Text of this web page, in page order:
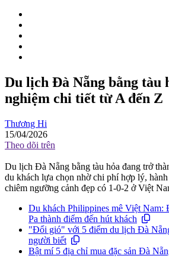
Du lịch Đà Nẵng bằng tàu
nghiệm chi tiết từ A đến Z
Thương Hi
15/04/2026
Theo dõi trên
Du lịch Đà Nẵng bằng tàu hỏa đang trở
du khách lựa chọn nhờ chi phí hợp lý,
chiêm ngưỡng cảnh đẹp có 1-0-2 ở Việt
Du khách Philippines mê Việt Nam:
Pa thành điểm đến hút khách
"Đổi gió" với 5 điểm du lịch Đà
người biết
Bật mí 5 địa chỉ mua đặc sản Đà